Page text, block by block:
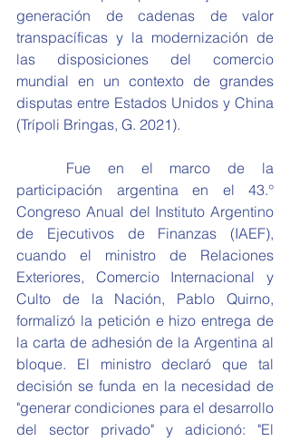
generación de cadenas de valor
transpacíficas y la modernización de
las disposiciones del comercio
mundial en un contexto de grandes
disputas entre Estados Unidos y China
(Trípoli Bringas, G. 2021).
participación argentina en el 43.°
Congreso Anual del Instituto Argentino
de Ejecutivos de Finanzas (IAEF),
cuando el ministro de Relaciones
Exteriores, Comercio Internacional y
Culto de la Nación, Pablo Quirno,
formalizó la petición e hizo entrega de
la carta de adhesión de la Argentina al
bloque. El ministro declaró que tal
decisión se funda en la necesidad de
"generar condiciones para el desarrollo
del sector privado" y adicionó: "El